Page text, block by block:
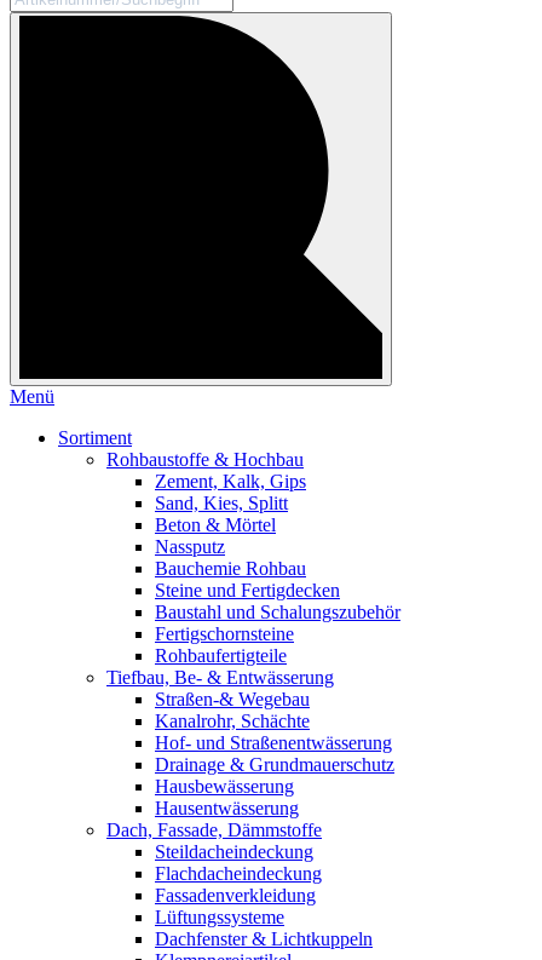
Menü
Sortiment
Rohbaustoffe & Hochbau
Zement, Kalk, Gips
Sand, Kies, Splitt
Beton & Mörtel
Nassputz
Bauchemie Rohbau
Steine und Fertigdecken
Baustahl und Schalungszubehör
Fertigschornsteine
Rohbaufertigteile
Tiefbau, Be- & Entwässerung
Straßen-& Wegebau
Kanalrohr, Schächte
Hof- und Straßenentwässerung
Drainage & Grundmauerschutz
Hausbewässerung
Hausentwässerung
Dach, Fassade, Dämmstoffe
Steildacheindeckung
Flachdacheindeckung
Fassadenverkleidung
Lüftungssysteme
Dachfenster & Lichtkuppeln